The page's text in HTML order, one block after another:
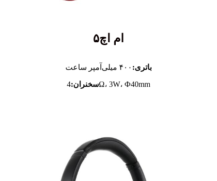
ام اچ۵
باتری: ۴۰۰ میلی‌آمپر ساعت
سخنران:4Ω، 3W، Ф40mm